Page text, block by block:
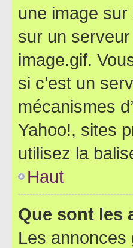
une image
sur un
image.gif.
si c’est un
mécanismes
Yahoo!, sites
utilisez la
Haut
Que sont les
Les annonces